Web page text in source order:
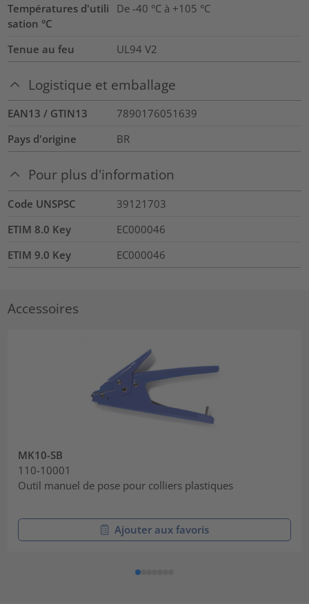
Températures d'utili
sation °C
De -40 °C à +105 °C
Tenue au feu UL94 V2
Logistique et emballage
EAN13 / GTIN13
7890176051639
Pays d'origine
BR
Pour plus d'information
Code UNSPSC
39121703
ETIM 8.0 Key
EC000046
ETIM 9.0 Key
EC000046
Accessoires
MK10-SB
110-10001
Outil manuel de pose pour colliers plastiques
Ajouter aux favoris